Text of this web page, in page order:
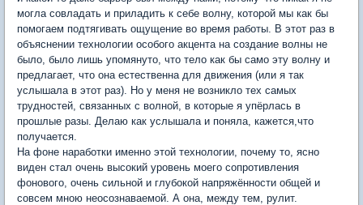
могла совладать и приладить к себе волну, которой мы как бы
помогаем подтягивать ощущение во время работы. В этот раз в
объяснении технологии особого акцента на создание волны не
было, было лишь упомянуто, что тело как бы само эту волну и
предлагает, что она естественна для движения (или я так
услышала в этот раз). Но у меня не возникло тех самых
трудностей, связанных с волной, в которые я упёрлась в
прошлые разы. Делаю как услышала и поняла, кажется,что
получается.
На фоне наработки именно этой технологии, почему то, ясно
виден стал очень высокий уровень моего сопротивления
фонового, очень сильной и глубокой напряжённости общей и
совсем мною неосознаваемой. А она, между тем, рулит.